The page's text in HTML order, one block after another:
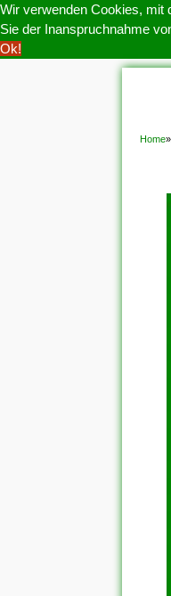
Wir verwenden Cookies, mit
Sie der Inanspruchnahme
Ok!
Home»